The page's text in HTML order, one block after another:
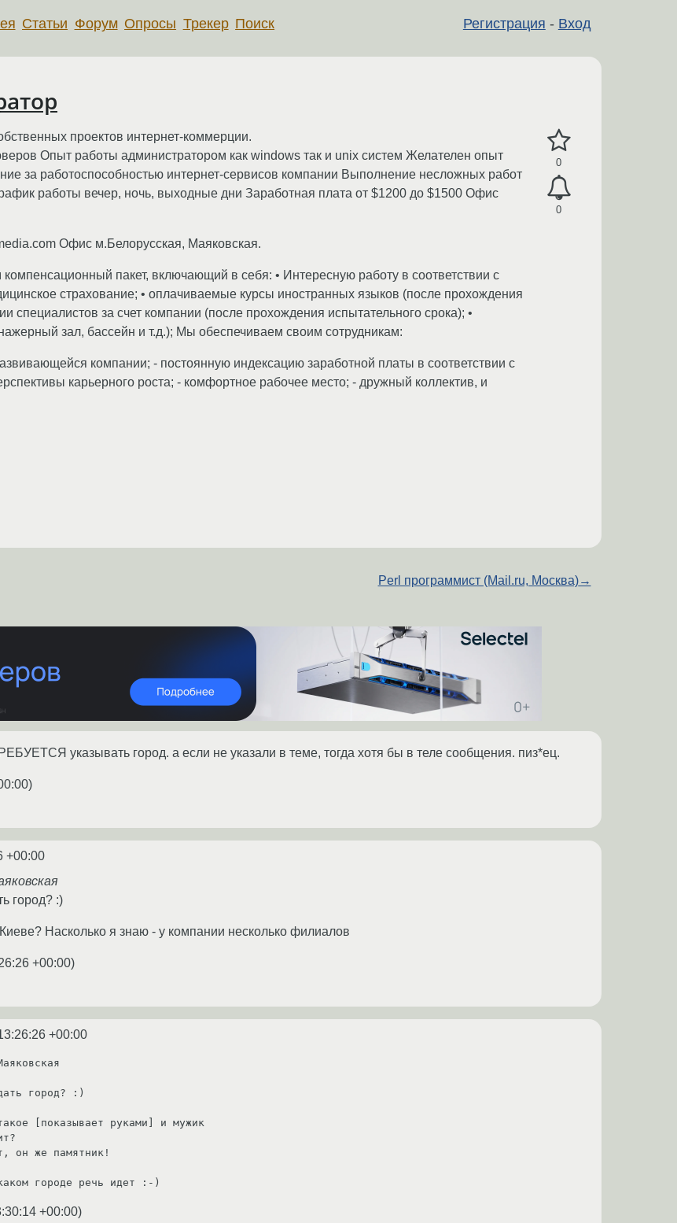
Регистрация - Вход
Статьи Форум Опросы Трекер Поиск
0
0
проектов интернет-коммерции.
Опыт работы администратором как windows так и unix систем Желателен опыт
за работоспособностью интернет-сервисов компании Выполнение несложных работ
работы вечер, ночь, выходные дни Заработная плата от $1200 до $1500 Офис
Офис м.Белорусская, Маяковская.
пакет, включающий в себя: • Интересную работу в соответствии с
страхование; • оплачиваемые курсы иностранных языков (после прохождения
специалистов за счет компании (после прохождения испытательного срока); •
зал, бассейн и т.д.); Мы обеспечиваем своим сотрудникам:
компании; - постоянную индексацию заработной платы в соответствии с
карьерного роста; - комфортное рабочее место; - дружный коллектив, и
Perl программист (Mail.ru, Москва)→
указывать город. а если не указали в теме, тогда хотя бы в теле сообщения. пиз*ец.
)
+00:00
город? :)
Насколько я знаю - у компании несколько филиалов
+00:00)
+00:00
город? :)
[показывает руками] и мужик
он же памятник!
городе речь идет :-)
+00:00)